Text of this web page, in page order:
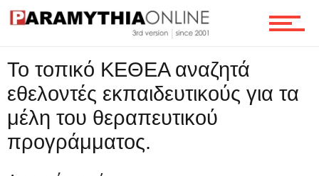
Τεχνολογία
Ροή
Επικοινωνία
Το τοπικό ΚΕΘΕΑ αναζητά
εθελοντές εκπαιδευτικούς για τα
μέλη του θεραπευτικού
προγράμματος.